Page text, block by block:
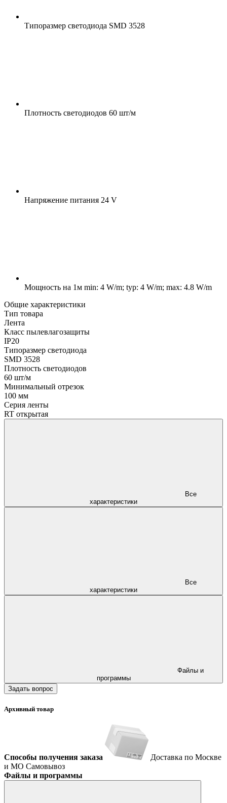
Типоразмер светодиода SMD 3528
Плотность светодиодов 60 шт/м
Напряжение питания 24 V
Мощность на 1м min: 4 W/m; typ: 4 W/m; max: 4.8 W/m
Общие характеристики
Тип товара
Лента
Класс пылевлагозащиты
IP20
Типоразмер светодиода
SMD 3528
Плотность светодиодов
60 шт/м
Минимальный отрезок
100 мм
Серия ленты
RT открытая
характеристики
характеристики
программы
Задать вопрос
Архивный товар
Способы получения заказа
Доставка по Москве
и МО Самовывоз
Файлы и программы